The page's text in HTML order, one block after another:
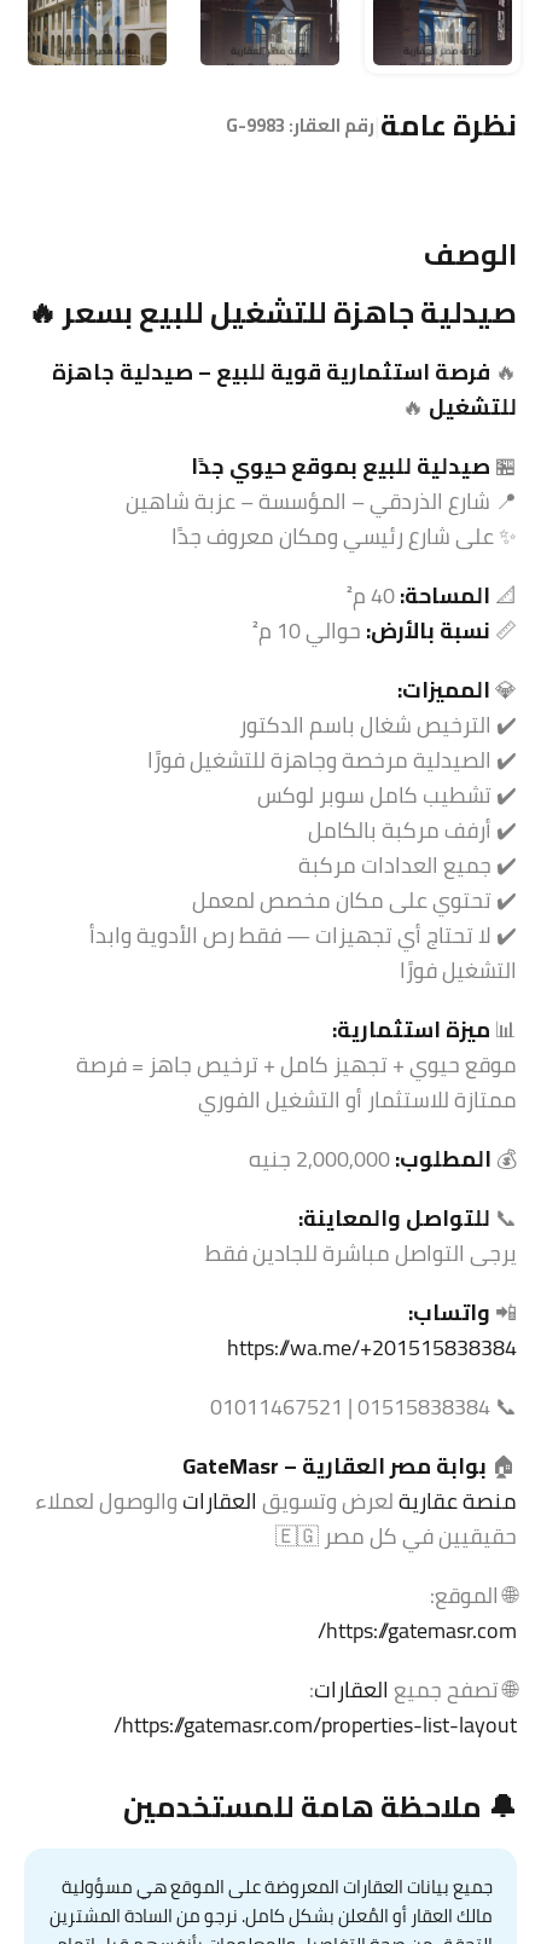
نظرة عامة رقم العقار:G-9983
الوصف
صيدلية جاهزة للتشغيل للبيع بسعر 🔥
🔥 فرصة استثمارية قوية للبيع – صيدلية جاهزة
للتشغيل 🔥
🏪صيدلية للبيع بموقع حيوي جدًا
📍 شارع الذردقي – المؤسسة – عزبة شاهين
✨ على شارع رئيسي ومكان معروف جدًا
📐المساحة:
📏نسبة بالأرض:حوالي 10 م²
💎المميزات:
✔️ الترخيص شغال باسم الدكتور
✔️ الصيدلية مرخصة وجاهزة للتشغيل فورًا
✔️ تشطيب كامل سوبر لوكس
✔️ أرفف مركبة بالكامل
✔️ جميع العدادات مركبة
✔️ تحتوي على مكان مخصص لمعمل
✔️ لا تحتاج أي تجهيزات — فقط رص الأدوية وابدأ
التشغيل فورًا
📊ميزة استثمارية:
موقع حيوي + تجهيز كامل + ترخيص جاهز = فرصة
ممتازة للاستثمار أو التشغيل الفوري
💰المطلوب:
📞 للتواصل والمعاينة:
يرجى التواصل مباشرة للجادين فقط
📲واتساب:
https://wa.me/+201515838384
📞 01515838384 | 01011467521
🏠 بوابة مصر العقارية–
GateMasr
منصة عقاريةلعرض وتسويقالعقاراتوالوصول لعملاء
حقيقيين في كل مصر 🇪🇬
🌐 الموقع:
https://gatemasr.com/
🌐 تصفح جميعالعقارات:
https://gatemasr.com/properties-list-layout/
🔔 ملاحظة هامة للمستخدمين
جميع بيانات العقارات المعروضة على الموقع هي مسؤولية
مالك العقار أو المُعلن بشكل كامل. نرجو من السادة المشترين